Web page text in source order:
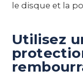
le disque et la
Utilisez